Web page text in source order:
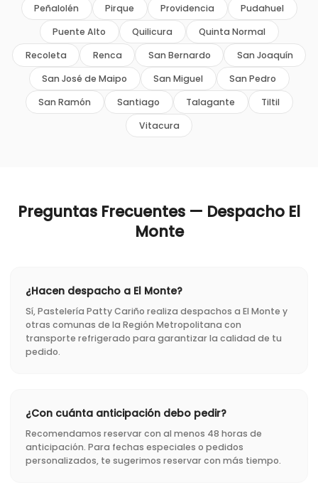
Peñalolén Pirque Providencia
Pudahuel
Puente Alto
Quilicura
Quinta Normal
Recoleta
Renca San Bernardo
San Joaquín
San José de Maipo
San Miguel
San Pedro
San Ramón
Santiago Talagante
Tiltil
Vitacura
Preguntas Frecuentes — Despacho El
Monte
¿Hacen despacho a El Monte?
Sí, Pastelería Patty Cariño realiza despachos a El Monte y
otras comunas de la Región Metropolitana con
transporte refrigerado para garantizar la calidad de tu
pedido.
¿Con cuánta anticipación debo pedir?
Recomendamos reservar con al menos 48 horas de
anticipación. Para fechas especiales o pedidos
personalizados, te sugerimos reservar con más tiempo.